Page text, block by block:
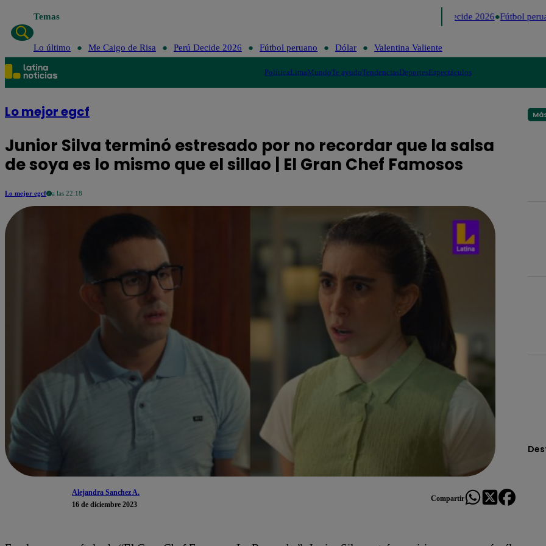
Temas Perú Decide 2026 Fútbol
Lo último Me Caigo de Risa Perú Decide 2026 Fútbol peruano Dólar Valentina Valiente
PolíticaLimaMundoTe ayudoTendenciasDeportesEspectáculos
Lo mejor egcf
Junior Silva terminó estresado por no recordar que la salsa
de soya es lo mismo que el sillao | El Gran Chef Famosos
Lo mejor egcf a las 22:18
Alejandra Sanchez A.
16 de diciembre 2023
Compartir